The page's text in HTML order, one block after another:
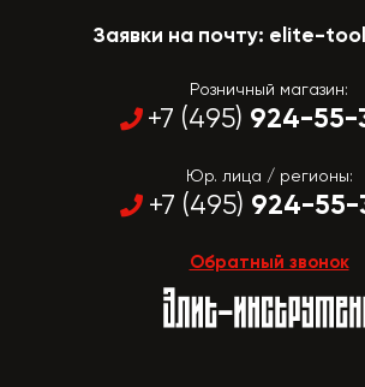
Заявки на почту: elite-
Розничный магазин:
+7 (495) 924-55-
Юр. лица / регионы:
+7 (495) 924-55-
Обратный звонок